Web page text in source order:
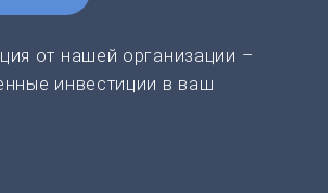
от нашей организации –
инвестиции в ваш